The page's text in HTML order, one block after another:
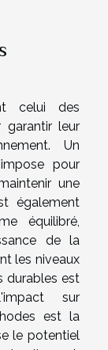
celui des
garantir leur
Un
pour
une
également
équilibré,
de la
les niveaux
durables est
sur
est la
le potentiel